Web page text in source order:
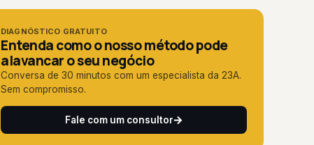
DIAGNÓSTICO GRATUITO
Entenda como o nosso método pode
alavancar o seu negócio
Conversa de 30 minutos com um especialista da 23A.
Sem compromisso.
Fale com um consultor